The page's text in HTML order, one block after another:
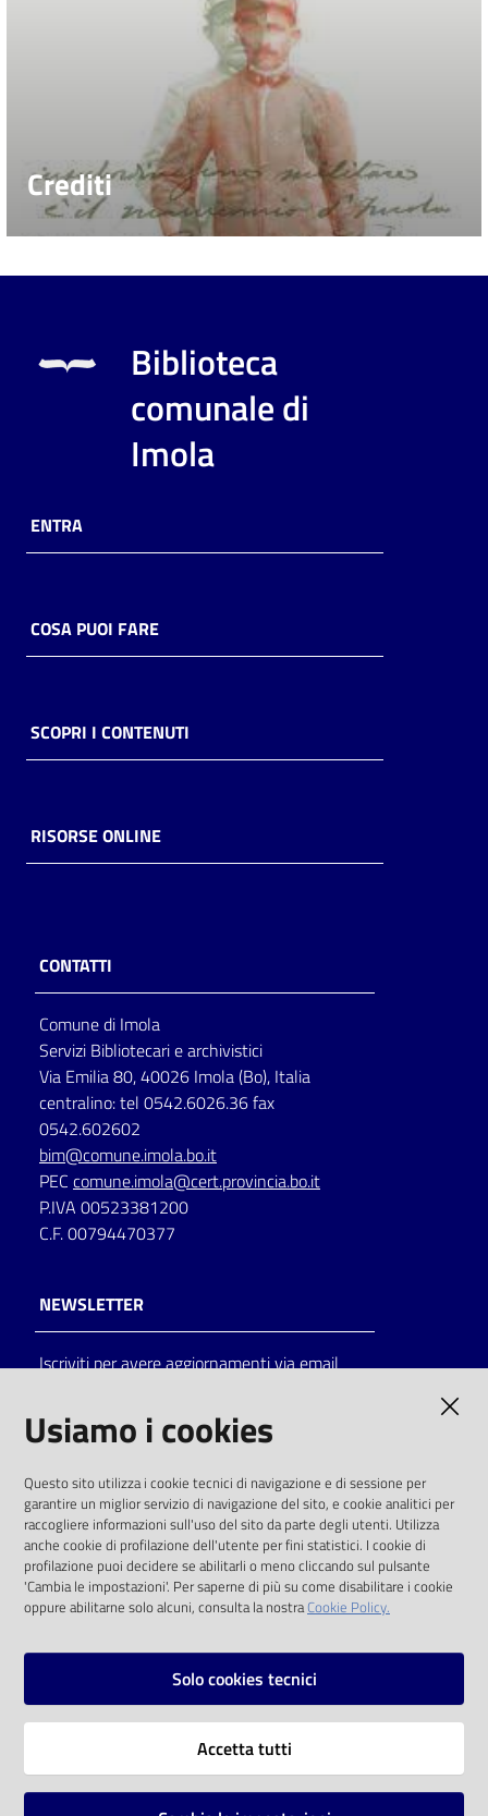
Crediti
Biblioteca
comunale di
Imola
ENTRA
COSA PUOI FARE
SCOPRI I CONTENUTI
RISORSE ONLINE
CONTATTI
Comune di Imola
Servizi Bibliotecari e archivistici
Via Emilia 80, 40026 Imola (Bo), Italia
centralino: tel 0542.6026.36 fax
0542.602602
bim@comune.imola.bo.it
PEC comune.imola@cert.provincia.bo.it
P.IVA 00523381200
C.F. 00794470377
NEWSLETTER
Iscriviti per avere aggiornamenti via email
solo alle condizioni previste dalla direttiva
comunitaria 2003/98/CE e dal d.lgs. 36/2006
SOCIAL
Instagram
Vai alla pagina
Usiamo i cookies
Questo sito utilizza i cookie tecnici di navigazione e di sessione per
garantire un miglior servizio di navigazione del sito, e cookie analitici per
raccogliere informazioni sull'uso del sito da parte degli utenti. Utilizza
anche cookie di profilazione dell'utente per fini statistici. I cookie di
profilazione puoi decidere se abilitarli o meno cliccando sul pulsante
'Cambia le impostazioni'. Per saperne di più su come disabilitare i cookie
oppure abilitarne solo alcuni, consulta la nostraCookie Policy.
Solo cookies tecnici
Accetta tutti